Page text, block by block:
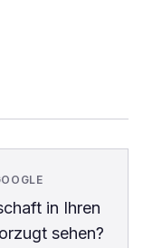
in Ihren
sehen?